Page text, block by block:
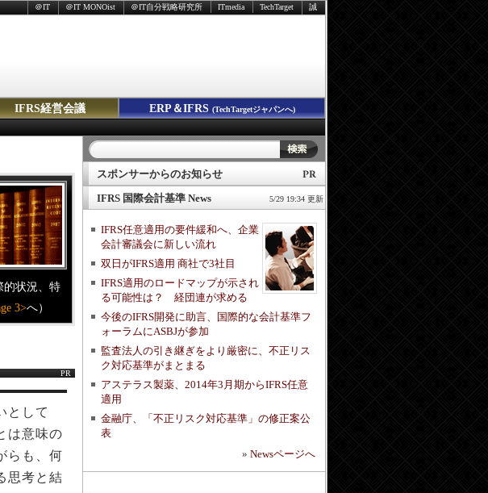
＠IT ＠IT MONOist ＠IT自分戦略研究所 ITmedia TechTarget 誠
IFRS経営会議 ERP＆IFRS (TechTargetジャパンへ)
的状況、特
3>へ）
PR
として
は意味の
らも、何
思考と結
スポンサーからのお知らせ
IFRS 国際会計基準 News
5/29 19:34 更新
IFRS任意適用の要件緩和へ、企業
会計審議会に新しい流れ
双日がIFRS適用 商社で3社目
IFRS適用のロードマップが示され
る可能性は？ 経団連が求める
今後のIFRS開発に助言、国際的な会計基準フ
ォーラムにASBJが参加
監査法人の引き継ぎをより厳密に、不正リス
ク対応基準がまとまる
アステラス製薬、2014年3月期からIFRS任意
適用
金融庁、「不正リスク対応基準」の修正案公
表
» Newsページへ